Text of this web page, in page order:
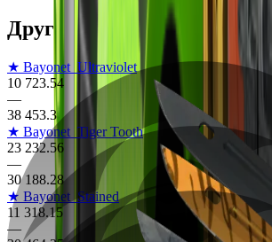
Другие скины на Bayonet
★ Bayonet Ultraviolet
10 723.54
—
38 453.3
★ Bayonet Tiger Tooth
23 232.56
—
30 188.28
★ BayonetStained
11 318.15
—